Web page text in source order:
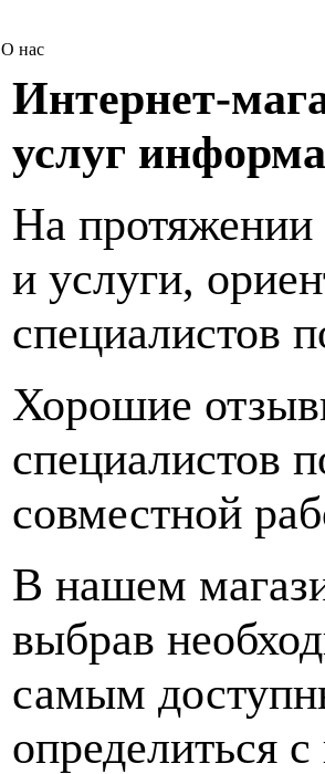
О нас
Интернет-
услуг
На протяжении
и услуги,
специалистов
Хорошие
специалистов
совместной
В нашем
выбрав
самым
определиться